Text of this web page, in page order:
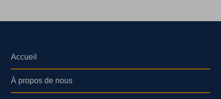
Accueil
À propos de nous